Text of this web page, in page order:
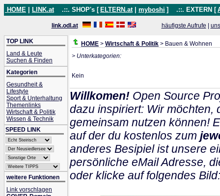
HOME LINK.at .::. SHOP's [ ELTERN.at myboshi ] .::. EXTERN [
link.odl.at häufigste Aufrufe
TOP LINK
Land & Leute
Suchen & Finden
Kategorien
Gesundheit &
Lifestyle
Sport & Unterhaltung
Themenlinks
Wirtschaft & Politik
Wissen & Technik
SPEED LINK
weitere Funktionen
Link vorschlagen
HOME > Wirtschaft & Politik > Bauen & Wohnen
> Unterkategorien:
Kein
Willkomen! Open Source
dazu inspiriert: Wir möchten,
gemeinsam nutzen können!
auf der du kostenlos zum
anderes Besipiel ist unsere
persönliche eMail Adresse,
oder klicke auf folgendes Bild: